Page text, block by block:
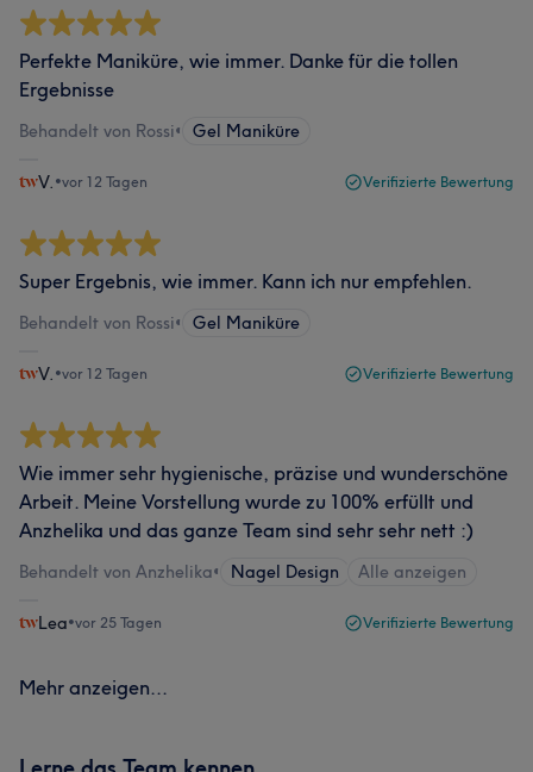
Perfekte Maniküre, wie immer. Danke für die tollen
Ergebnisse
Behandelt von Rossi• Gel Maniküre
V. •vor 12 Tagen Verifizierte Bewertung
Super Ergebnis, wie immer. Kann ich nur empfehlen.
Behandelt von Rossi• Gel Maniküre
V. •vor 12 Tagen Verifizierte Bewertung
Wie immer sehr hygienische, präzise und wunderschöne
Arbeit. Meine Vorstellung wurde zu 100% erfüllt und
Anzhelika und das ganze Team sind sehr sehr nett :)
Behandelt von Anzhelika• Nagel Design Alle anzeigen
Lea•vor 25 Tagen Verifizierte Bewertung
Mehr anzeigen...